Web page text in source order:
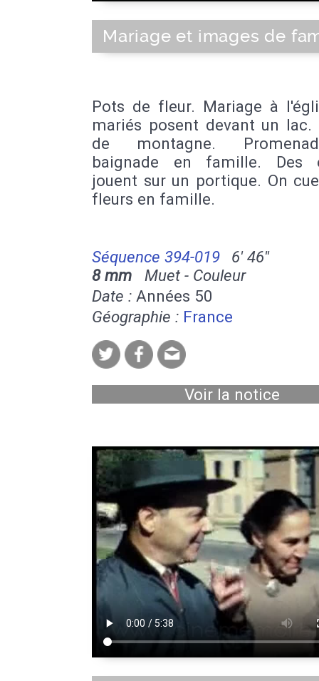
Mariage et images de
Pots de fleur. Mariage à
mariés posent devant un lac.
de montagne.
baignade en famille. Des
jouent sur un portique. On
fleurs en famille.
Séquence 394-019
6' 46''
8 mm Muet - Couleur
Date : Années 50
Géographie : France
Voir la notice